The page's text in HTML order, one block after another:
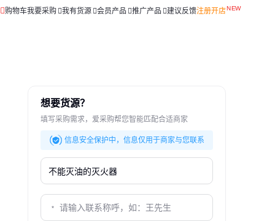
购物车我要采购 我有货源 会员产品 推广产品 建议反馈注册开店
想要货源？
填写采购需求，爱采购帮您智能匹配合适商家
信息安全保护中，信息仅用于商家与您联系